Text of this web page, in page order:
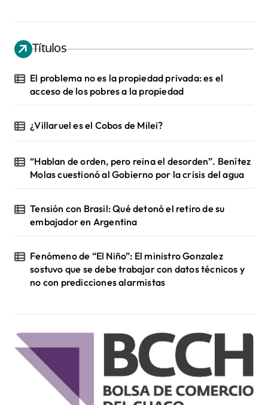
Títulos
El problema no es la propiedad privada: es el
acceso de los pobres a la propiedad
¿Villaruel es el Cobos de Milei?
“Hablan de orden, pero reina el desorden”. Benítez
Molas cuestionó al Gobierno por la crisis del agua
Tensión con Brasil: Qué detonó el retiro de su
embajador en Argentina
Fenómeno de “El Niño”: El ministro Gonzalez
sostuvo que se debe trabajar con datos técnicos y
no con predicciones alarmistas